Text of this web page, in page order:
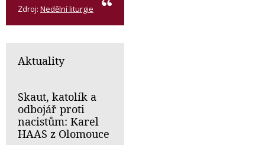
Zdroj: Nedělní liturgie
Aktuality
Skaut, katolík a
odbojář proti
nacistům: Karel
HAAS z Olomouce